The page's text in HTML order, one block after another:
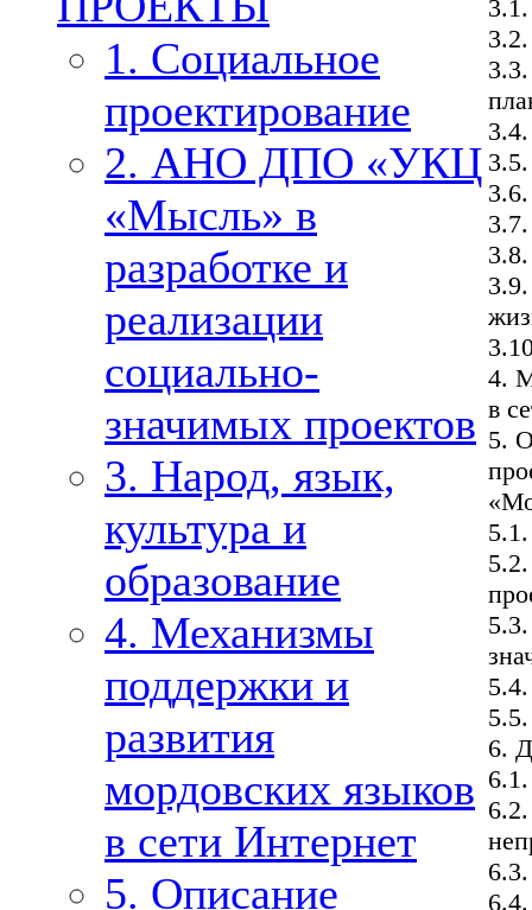
1. Социальное
проектирование
2. АНО ДПО «УКЦ
«Мысль» в
разработке и
реализации
социально-
значимых проектов
3. Народ, язык,
культура и
образование
4. Механизмы
поддержки и
развития
мордовских языков
в сети Интернет
5. Описание
4.
в
5.
6.